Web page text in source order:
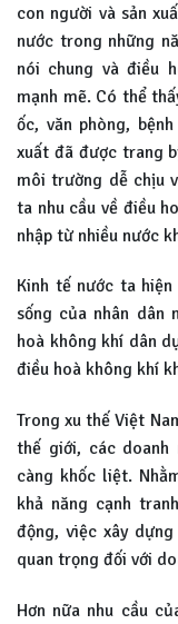
con người và sản
nước trong những
nói chung và điều
mạnh mẽ. Có thể
ốc, văn phòng,
xuất đã được trang
môi trường dễ chịu
ta nhu cầu về điều
nhập từ nhiều nước
Kinh tế nước ta
sống của nhân dân
hoà không khí dân
điều hoà không khí
Trong xu thế Việt
thế giới, các doanh
càng khốc liệt.
khả năng cạnh
động, việc xây
quan trọng đối với
Hơn nữa nhu cầu